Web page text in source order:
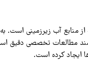
منابع آب زیرزمینی است. به
مطالعات تخصصی دقیق
ایجاد کرده است.